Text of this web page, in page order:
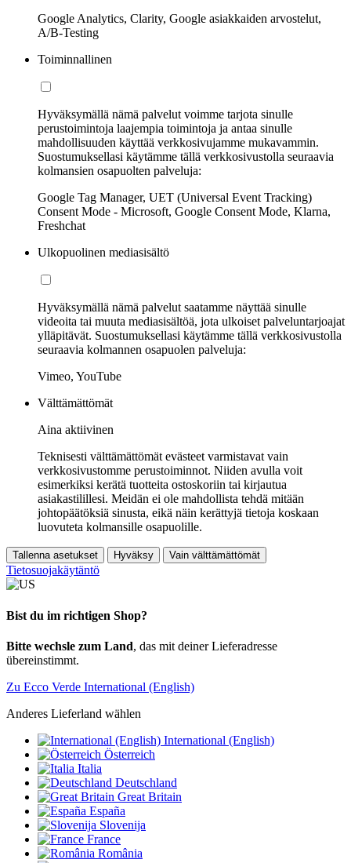
Google Analytics, Clarity, Google asiakkaiden arvostelut,
A/B-Testing
Toiminnallinen
Hyväksymällä nämä palvelut voimme tarjota sinulle
perustoimintoja laajempia toimintoja ja antaa sinulle
mahdollisuuden käyttää verkkosivujamme mukavammin.
Suostumuksellasi käytämme tällä verkkosivustolla seuraavia
kolmansien osapuolten palveluja:
Google Tag Manager, UET (Universal Event Tracking)
Consent Mode - Microsoft, Google Consent Mode, Klarna,
Freshchat
Ulkopuolinen mediasisältö
Hyväksymällä nämä palvelut saatamme näyttää sinulle
videoita tai muuta mediasisältöä, jota ulkoiset palveluntarjoajat
ylläpitävät. Suostumuksellasi käytämme tällä verkkosivustolla
seuraavia kolmannen osapuolen palveluja:
Vimeo, YouTube
Välttämättömät
Aina aktiivinen
Teknisesti välttämättömät evästeet varmistavat vain
verkkosivustomme perustoiminnot. Niiden avulla voit
esimerkiksi kerätä tuotteita ostoskoriin tai kirjautua
asiakastilillesi. Meidän ei ole mahdollista tehdä mitään
johtopäätöksiä sinusta, eikä näin kerättyjä tietoja koskaan
luovuteta kolmansille osapuolille.
Tallenna asetukset Hyväksy Vain välttämättömät
Tietosuojakäytäntö
Bist du im richtigen Shop?
Bitte wechsle zum Land, das mit deiner Lieferadresse
übereinstimmt.
Zu Ecco Verde International (English)
Anderes Lieferland wählen
International (English)
Österreich
Italia
Deutschland
Great Britain
España
Slovenija
France
România